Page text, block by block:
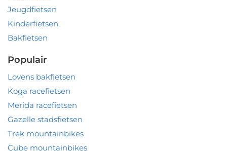
Jeugdfietsen
Kinderfietsen
Bakfietsen
Populair
Lovens bakfietsen
Koga racefietsen
Merida racefietsen
Gazelle stadsfietsen
Trek mountainbikes
Cube mountainbikes